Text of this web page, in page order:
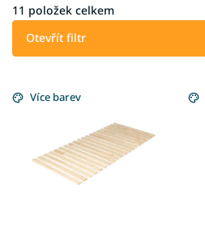
í
p
u
11 položek celkem
Otevřít filtr
ý
Více barev